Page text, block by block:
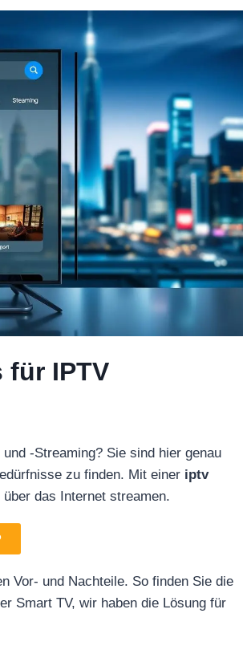
für IPTV
-Streaming? Sie sind hier genau
zu finden. Mit einer iptv
das Internet streamen.
Vor- und Nachteile. So finden Sie die
Smart TV, wir haben die Lösung für